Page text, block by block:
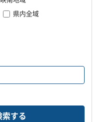
県内全域